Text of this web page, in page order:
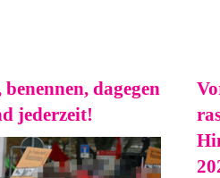
dagegen
jederzeit!